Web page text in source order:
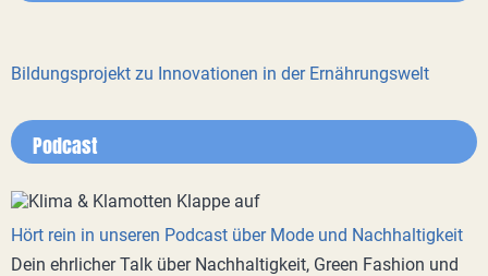
Bildungsprojekt zu Innovationen in der Ernährungswelt
Podcast
Hört rein in unseren Podcast über Mode und Nachhaltigkeit
Dein ehrlicher Talk über Nachhaltigkeit, Green Fashion und